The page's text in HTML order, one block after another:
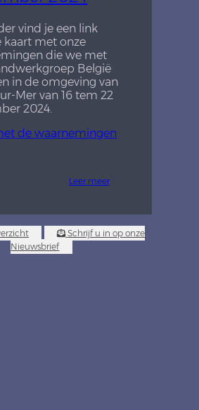
vind je een link
kaart met onze
die we met
België
in de omgeving van
Mer van 16 tem 22
2024.
de waarnemingen
Leer meer
Schrijf u in op onze
Nieuwsbrief